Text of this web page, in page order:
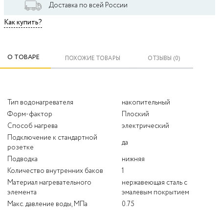
Доставка по всей России
Как купить?
О ТОВАРЕ ПОХОЖИЕ ТОВАРЫ ОТЗЫВЫ (0)
Тип водонагревателя
накопительный
Форм-фактор
Плоский
Способ нагрева
электрический
Подключение к стандартной
розетке
да
Подводка
нижняя
Количество внутренних баков
1
Материал нагревательного
элемента
нержавеющая сталь с
эмалевым покрытием
Макс. давление воды, МПа
0.75